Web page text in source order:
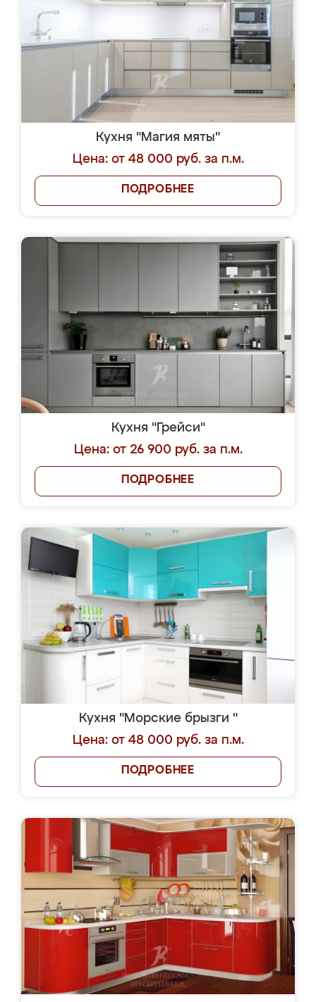
Кухня "Магия мяты"
Цена: от 48 000 руб. за п.м.
ПОДРОБНЕЕ
Кухня "Грейси"
Цена: от 26 900 руб. за п.м.
ПОДРОБНЕЕ
Кухня "Морские брызги "
Цена: от 48 000 руб. за п.м.
ПОДРОБНЕЕ